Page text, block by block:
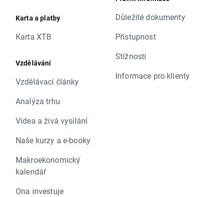
Karta a platby
Karta XTB
Vzdělávání
Vzdělávací články
Analýza trhu
Videa a živá vysílání
Naše kurzy a e-booky
Makroekonomický
kalendář
Ona investuje
Důležité dokumenty
Přístupnost
Stížnosti
Informace pro klienty